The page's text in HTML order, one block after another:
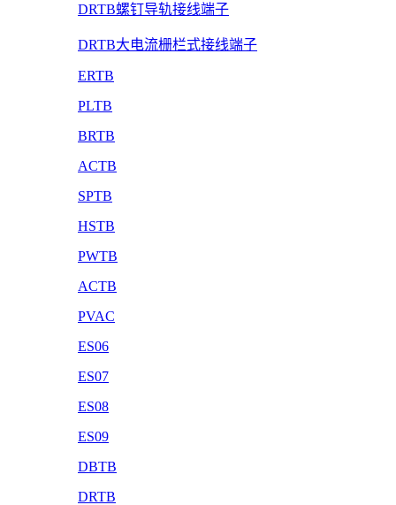
DRTB螺钉导轨接线端子
DRTB大电流栅栏式接线端子
ERTB
PLTB
BRTB
ACTB
SPTB
HSTB
PWTB
ACTB
PVAC
ES06
ES07
ES08
ES09
DBTB
DRTB